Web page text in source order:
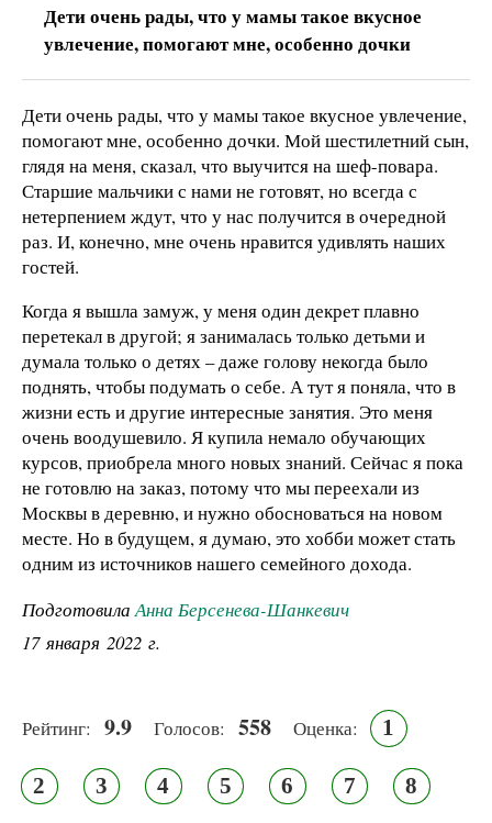
Дети очень рады, что у мамы такое вкусное
увлечение, помогают мне, особенно дочки
Дети очень рады, что у мамы такое вкусное увлечение,
помогают мне, особенно дочки. Мой шестилетний сын,
глядя на меня, сказал, что выучится на шеф-повара.
Старшие мальчики с нами не готовят, но всегда с
нетерпением ждут, что у нас получится в очередной
раз. И, конечно, мне очень нравится удивлять наших
гостей.
Когда я вышла замуж, у меня один декрет плавно
перетекал в другой; я занималась только детьми и
думала только о детях – даже голову некогда было
поднять, чтобы подумать о себе. А тут я поняла, что в
жизни есть и другие интересные занятия. Это меня
очень воодушевило. Я купила немало обучающих
курсов, приобрела много новых знаний. Сейчас я пока
не готовлю на заказ, потому что мы переехали из
Москвы в деревню, и нужно обосноваться на новом
месте. Но в будущем, я думаю, это хобби может стать
одним из источников нашего семейного дохода.
ПодготовилаАнна Берсенева-Шанкевич
17 января 2022 г.
Рейтинг: 9.9 Голосов: 558 Оценка: 1
2 3 4 5 6 7 8